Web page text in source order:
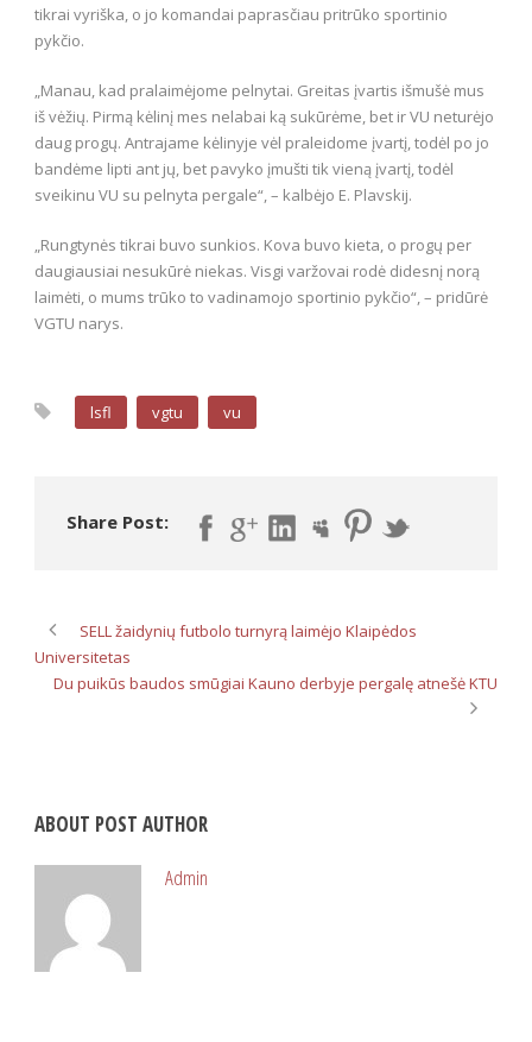
tikrai vyriška, o jo komandai paprasčiau pritrūko sportinio
pykčio.
„Manau, kad pralaimėjome pelnytai. Greitas įvartis išmušė mus
iš vėžių. Pirmą kėlinį mes nelabai ką sukūrėme, bet ir VU neturėjo
daug progų. Antrajame kėlinyje vėl praleidome įvartį, todėl po jo
bandėme lipti ant jų, bet pavyko įmušti tik vieną įvartį, todėl
sveikinu VU su pelnyta pergale“, – kalbėjo E. Plavskij.
„Rungtynės tikrai buvo sunkios. Kova buvo kieta, o progų per
daugiausiai nesukūrė niekas. Visgi varžovai rodė didesnį norą
laimėti, o mums trūko to vadinamojo sportinio pykčio“, – pridūrė
VGTU narys.
lsfl vgtu vu
Share Post:
SELL žaidynių futbolo turnyrą laimėjo Klaipėdos
Universitetas
Du puikūs baudos smūgiai Kauno derbyje pergalę atnešė KTU
ABOUT POST AUTHOR
Admin